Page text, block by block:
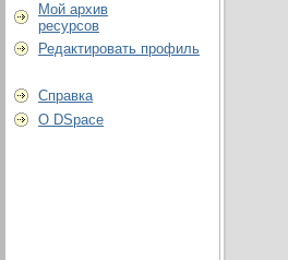
Мой архив
ресурсов
Редактировать профиль
Справка
О DSpace